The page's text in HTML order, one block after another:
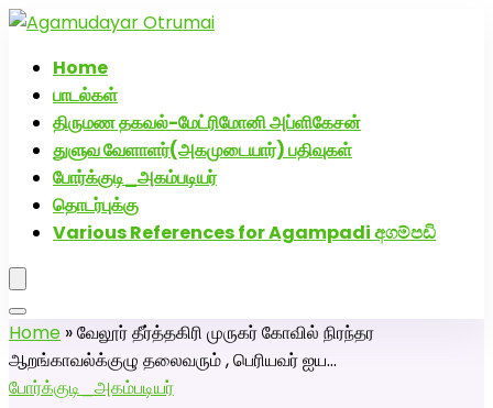
Home
பாடல்கள்
திருமண தகவல்-மேட்ரிமோனி அப்ளிகேசன்
துளுவ வேளாளர்(அகமுடையார்) பதிவுகள்
போர்க்குடி_அகம்படியர்
தொடர்புக்கு
Various References for Agampadi අගම්පඩි
Home »வேலூர் தீர்த்தகிரி முருகர் கோவில் நிரந்தர
ஆறங்காவல்க்குழு தலைவரும் , பெரியவர் ஐய…
போர்க்குடி_அகம்படியர்
அகமுடையார் திருமண வரன்களுக்கு அகமுடையார்மேட்ரி-